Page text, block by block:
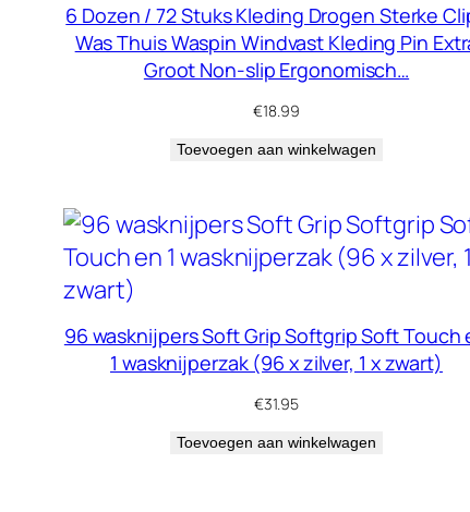
6 Dozen / 72 Stuks Kleding Drogen Sterke
Was Thuis Waspin Windvast Kleding Pin
Groot Non-slip Ergonomisch…
€18.99
Toevoegen aan winkelwagen
96 wasknijpers Soft Grip Softgrip Soft Touch
1 wasknijperzak (96 x zilver, 1 x zwart)
€31.95
Toevoegen aan winkelwagen